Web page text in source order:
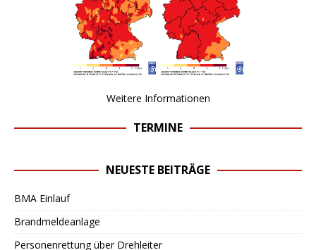
Weitere Informationen
TERMINE
NEUESTE BEITRÄGE
BMA Einlauf
Brandmeldeanlage
Personenrettung über Drehleiter